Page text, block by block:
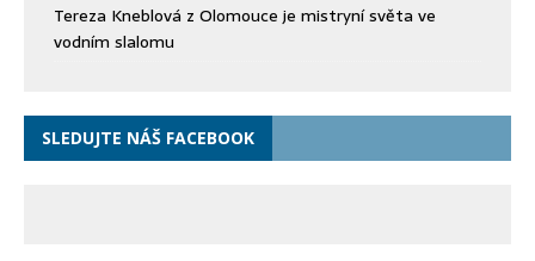
Tereza Kneblová z Olomouce je mistryní světa ve
vodním slalomu
SLEDUJTE NÁŠ FACEBOOK